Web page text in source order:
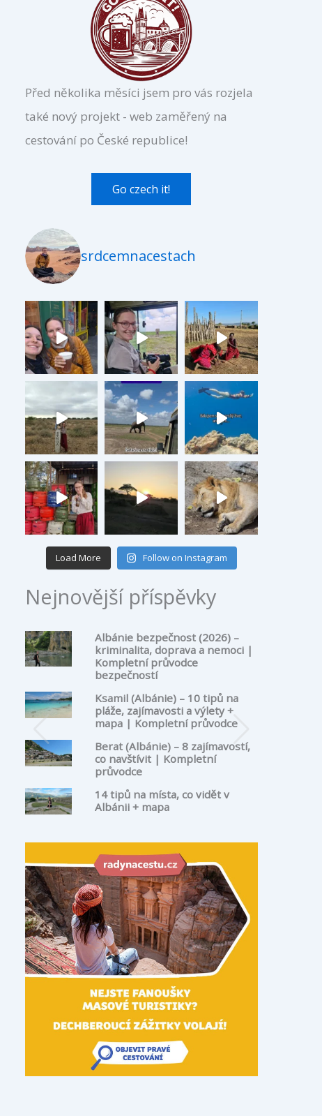
Před několika měsíci jsem pro vás rozjela
také nový projekt - web zaměřený na
cestování po České republice!
Go czech it!
srdcemnacestach
Load More Follow on Instagram
Nejnovější příspěvky
Albánie bezpečnost (2026) –
kriminalita, doprava a nemoci |
Kompletní průvodce
bezpečností
Ksamil (Albánie) – 10 tipů na
pláže, zajímavosti a výlety +
mapa | Kompletní průvodce
Berat (Albánie) – 8 zajímavostí,
co navštívit | Kompletní
průvodce
14 tipů na místa, co vidět v
Albánii + mapa